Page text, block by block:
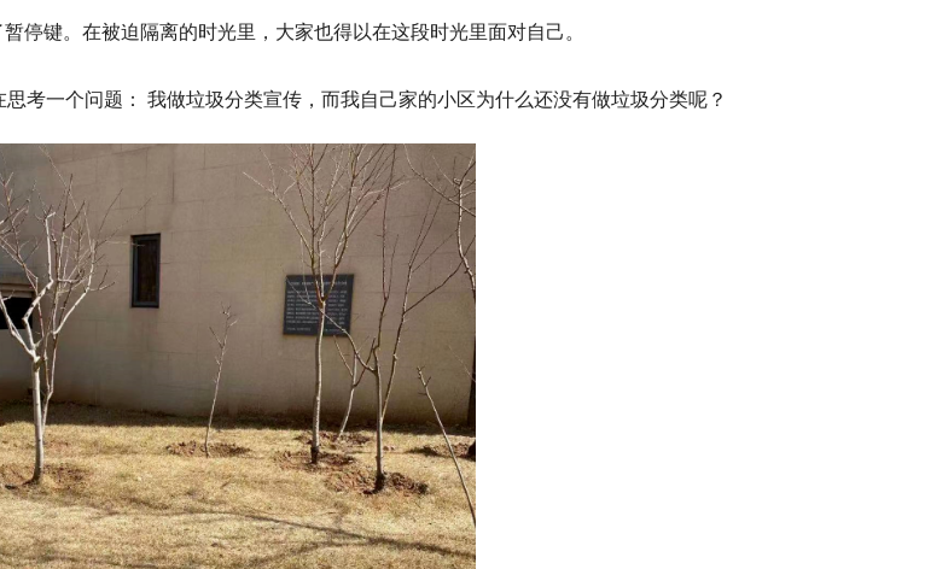
停键。在被迫隔离的时光里，大家也得以在这段时光里面对自己。
考一个问题： 我做垃圾分类宣传，而我自己家的小区为什么还没有做垃圾分类呢？